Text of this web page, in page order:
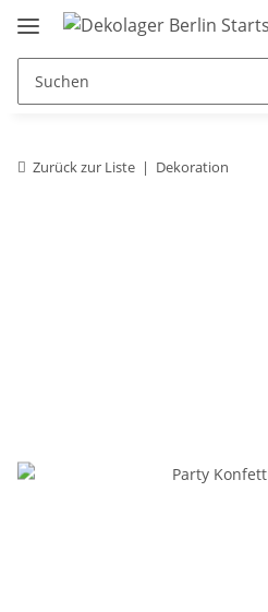
Zurück zur Liste Dekoration